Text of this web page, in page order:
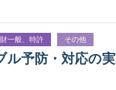
一般、特許 その他
予防・対応の